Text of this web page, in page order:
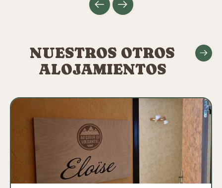
NUESTROS OTROS
ALOJAMIENTOS